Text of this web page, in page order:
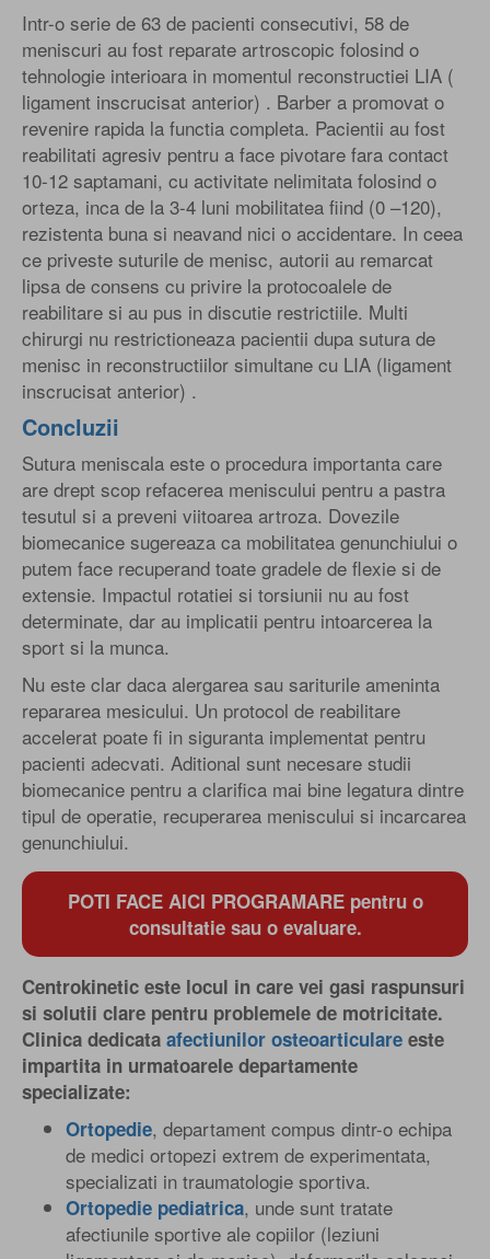
Intr-o serie de 63 de pacienti consecutivi, 58 de
meniscuri au fost reparate artroscopic folosind o
tehnologie interioara in momentul reconstructiei LIA (
ligament inscrucisat anterior) . Barber a promovat o
revenire rapida la functia completa. Pacientii au fost
reabilitati agresiv pentru a face pivotare fara contact
10-12 saptamani, cu activitate nelimitata folosind o
orteza, inca de la 3-4 luni mobilitatea fiind (0 –120),
rezistenta buna si neavand nici o accidentare. In ceea
ce priveste suturile de menisc, autorii au remarcat
lipsa de consens cu privire la protocoalele de
reabilitare si au pus in discutie restrictiile. Multi
chirurgi nu restrictioneaza pacientii dupa sutura de
menisc in reconstructiilor simultane cu LIA (ligament
inscrucisat anterior) .
Concluzii
Sutura meniscala este o procedura importanta care
are drept scop refacerea meniscului pentru a pastra
tesutul si a preveni viitoarea artroza. Dovezile
biomecanice sugereaza ca mobilitatea genunchiului o
putem face recuperand toate gradele de flexie si de
extensie. Impactul rotatiei si torsiunii nu au fost
determinate, dar au implicatii pentru intoarcerea la
sport si la munca.
Nu este clar daca alergarea sau sariturile ameninta
repararea mesicului. Un protocol de reabilitare
accelerat poate fi in siguranta implementat pentru
pacienti adecvati. Aditional sunt necesare studii
biomecanice pentru a clarifica mai bine legatura dintre
tipul de operatie, recuperarea meniscului si incarcarea
genunchiului.
POTI FACE AICI PROGRAMARE pentru o
consultatie sau o evaluare.
Centrokinetic este locul in care vei gasi raspunsuri
si solutii clare pentru problemele de motricitate.
Clinica dedicata afectiunilor osteoarticulare este
impartita in urmatoarele departamente
specializate:
Ortopedie, departament compus dintr-o echipa
de medici ortopezi extrem de experimentata,
specializati in traumatologie sportiva.
Ortopedie pediatrica, unde sunt tratate
afectiunile sportive ale copiilor (leziuni